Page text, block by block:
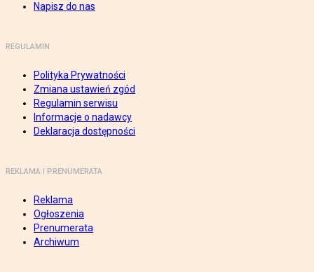
Napisz do nas
REGULAMIN
Polityka Prywatności
Zmiana ustawień zgód
Regulamin serwisu
Informacje o nadawcy
Deklaracja dostępności
REKLAMA I PRENUMERATA
Reklama
Ogłoszenia
Prenumerata
Archiwum